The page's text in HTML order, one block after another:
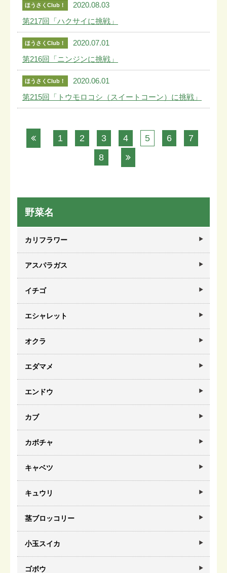
ほうさくClub！
2020.08.03
第217回「ハクサイに挑戦」
ほうさくClub！
2020.07.01
第216回「ニンジンに挑戦」
ほうさくClub！
2020.06.01
第215回「トウモロコシ（スイートコーン）に挑戦」
1 2 3 4 5 6
7
8
野菜名
カリフラワー
アスパラガス
イチゴ
エシャレット
オクラ
エダマメ
エンドウ
カブ
カボチャ
キャベツ
キュウリ
茎ブロッコリー
小玉スイカ
ゴボウ